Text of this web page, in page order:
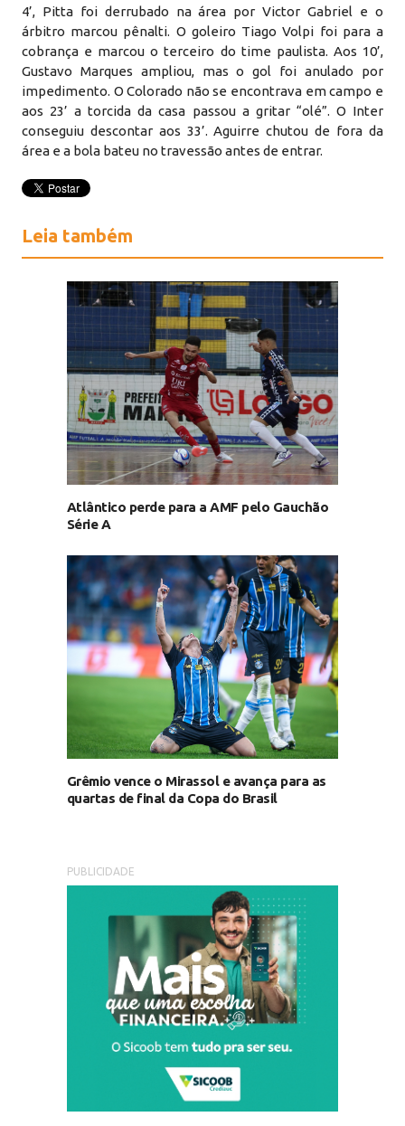
4’, Pitta foi derrubado na área por Victor Gabriel e o
árbitro marcou pênalti. O goleiro Tiago Volpi foi para a
cobrança e marcou o terceiro do time paulista. Aos 10’,
Gustavo Marques ampliou, mas o gol foi anulado por
impedimento. O Colorado não se encontrava em campo e
aos 23’ a torcida da casa passou a gritar “olé”. O Inter
conseguiu descontar aos 33’. Aguirre chutou de fora da
área e a bola bateu no travessão antes de entrar.
Leia também
Atlântico perde para a AMF pelo Gauchão
Série A
Grêmio vence o Mirassol e avança para as
quartas de final da Copa do Brasil
PUBLICIDADE